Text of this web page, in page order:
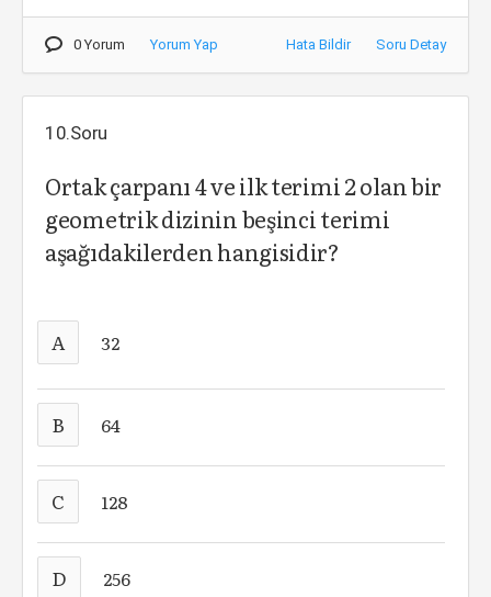
0 Yorum Yorum Yap Hata Bildir Soru Detay
10.Soru
Ortak çarpanı 4 ve ilk terimi 2 olan bir
geometrik dizinin beşinci terimi
aşağıdakilerden hangisidir?
A 32
B 64
C 128
D 256